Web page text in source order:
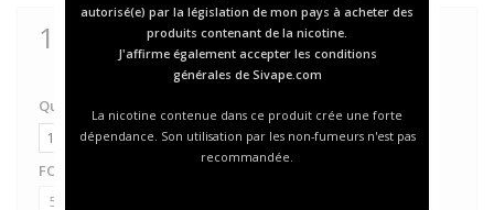
autorisé(e) par la législation de mon pays à acheter des
produits contenant de la nicotine.
J'affirme également accepter les conditions
générales de Sivape.com
La nicotine contenue dans ce produit crée une forte
dépendance. Son utilisation par les non-fumeurs n'est pas
recommandée.
19,90 € TTC
Quantité
FORMAT